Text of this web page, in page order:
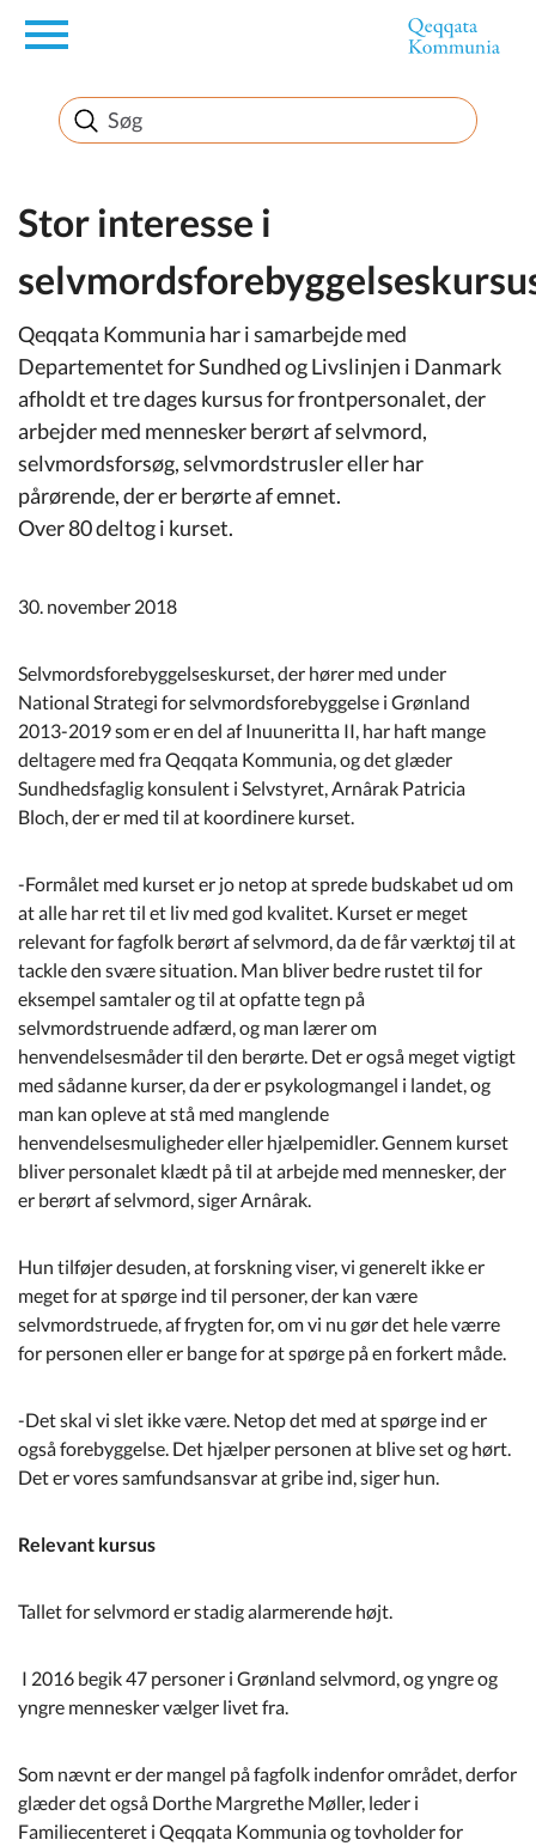
en
Borger
Erhverv
Politik
Turisme
Selvbetjening
Kommuneplan
Om Kommunen
Stor interesse i
Qeqqata Kommunia har i samarbejde med
Departementet for Sundhed og Livslinjen i Danmark
afholdt et tre dages kursus for frontpersonalet, der
arbejder med mennesker berørt af selvmord,
selvmordsforsøg, selvmordstrusler eller har
pårørende, der er berørte af emnet.
Over 80 deltog i kurset.
30. november 2018
Selvmordsforebyggelseskurset, der hører med under
National Strategi for selvmordsforebyggelse i Grønland
2013-2019 som er en del af Inuuneritta II, har haft mange
deltagere med fra Qeqqata Kommunia, og det glæder
Sundhedsfaglig konsulent i Selvstyret, Arnârak Patricia
Bloch, der er med til at koordinere kurset.
-Formålet med kurset er jo netop at sprede budskabet ud om
at alle har ret til et liv med god kvalitet. Kurset er meget
relevant for fagfolk berørt af selvmord, da de får værktøj til at
tackle den svære situation. Man bliver bedre rustet til for
eksempel samtaler og til at opfatte tegn på
selvmordstruende adfærd, og man lærer om
henvendelsesmåder til den berørte. Det er også meget vigtigt
med sådanne kurser, da der er psykologmangel i landet, og
man kan opleve at stå med manglende
henvendelsesmuligheder eller hjælpemidler. Gennem kurset
bliver personalet klædt på til at arbejde med mennesker, der
er berørt af selvmord, siger Arnârak.
Hun tilføjer desuden, at forskning viser, vi generelt ikke er
meget for at spørge ind til personer, der kan være
selvmordstruede, af frygten for, om vi nu gør det hele værre
for personen eller er bange for at spørge på en forkert måde.
-Det skal vi slet ikke være. Netop det med at spørge ind er
også forebyggelse. Det hjælper personen at blive set og hørt.
Det er vores samfundsansvar at gribe ind, siger hun.
Relevant kursus
Tallet for selvmord er stadig alarmerende højt.
I 2016 begik 47 personer i Grønland selvmord, og yngre og
yngre mennesker vælger livet fra.
Som nævnt er der mangel på fagfolk indenfor området, derfor
glæder det også Dorthe Margrethe Møller, leder i
Familiecenteret i Qeqqata Kommunia og tovholder for